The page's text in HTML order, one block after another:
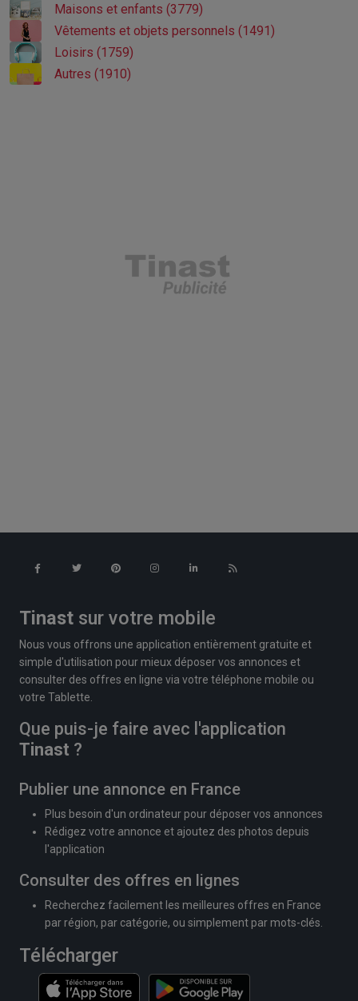
Maisons et enfants (3779)
Vêtements et objets personnels (1491)
Loisirs (1759)
Autres (1910)
Tinast sur votre mobile
Nous vous offrons une application entièrement gratuite et
simple d'utilisation pour mieux déposer vos annonces et
consulter des offres en ligne via votre téléphone mobile ou
votre Tablette.
Que puis-je faire avec l'application
Tinast ?
Publier une annonce en France
Plus besoin d'un ordinateur pour déposer vos annonces
Rédigez votre annonce et ajoutez des photos depuis
l'application
Consulter des offres en lignes
Recherchez facilement les meilleures offres en France
par région, par catégorie, ou simplement par mots-clés.
Télécharger